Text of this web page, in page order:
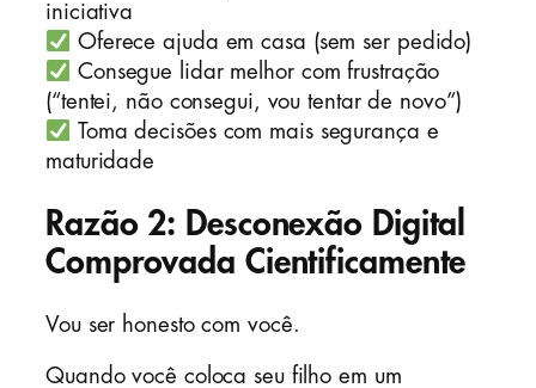
iniciativa
Oferece ajuda em casa (sem ser pedido)
Consegue lidar melhor com frustração
(“tentei, não consegui, vou tentar de novo”)
Toma decisões com mais segurança e
maturidade
Razão 2: Desconexão Digital
Comprovada Cientificamente
Vou ser honesto com você.
Quando você coloca seu filho em um